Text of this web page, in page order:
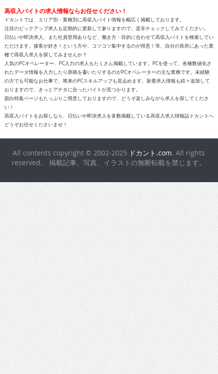
高収入バイトの求人情報ならお任せください！
ドカントでは、エリア別・業種別に高収入バイト情報を幅広く掲載しております。
注目のピックアップ求人も定期的に更新して参りますので、是非チェックしてみてください。
日払いや即決求人、また社員登用ありなど、働き方・目的に合わせて高収入バイトを検索してい
ただけます。接客が好き！という方や、コツコツ集中するのが得意！等、自分の長所にあった業
種で高収入求人を探してみませんか？
人気のPCオペレーター、PC入力の求人もたくさん掲載しています。PCを使って、各種数値化さ
れたデータ情報を入力したり原稿を書いたりするのがPCオペレーターの主な業務です。未経験
の方でも可能なお仕事で、将来のPCスキルアップも見込めます。新着求人情報も続々追加して
おりますので、きっとアナタに合ったバイトが見つかります。
面白特集ページもたっぷりご用意しておりますので、どうぞ楽しみながら求人を探してくださ
い！
高収入バイトをお探しなら、日払いや即決求人を多数掲載している高収入求人情報誌ドカントへ
どうぞお任せくださいませ！
All contents copyright © 2002-2025 ドカント.com. All rights
reserved. 掲載記事、写真、イラストの無断転載を禁じます。